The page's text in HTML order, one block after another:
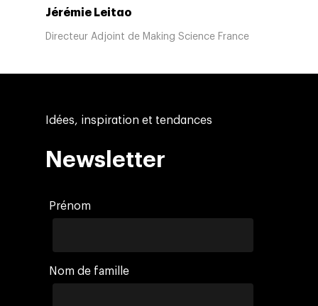
Jérémie Leitao
Directeur Adjoint de Making Science France
Idées, inspiration et tendances
Newsletter
Prénom
Nom de famille